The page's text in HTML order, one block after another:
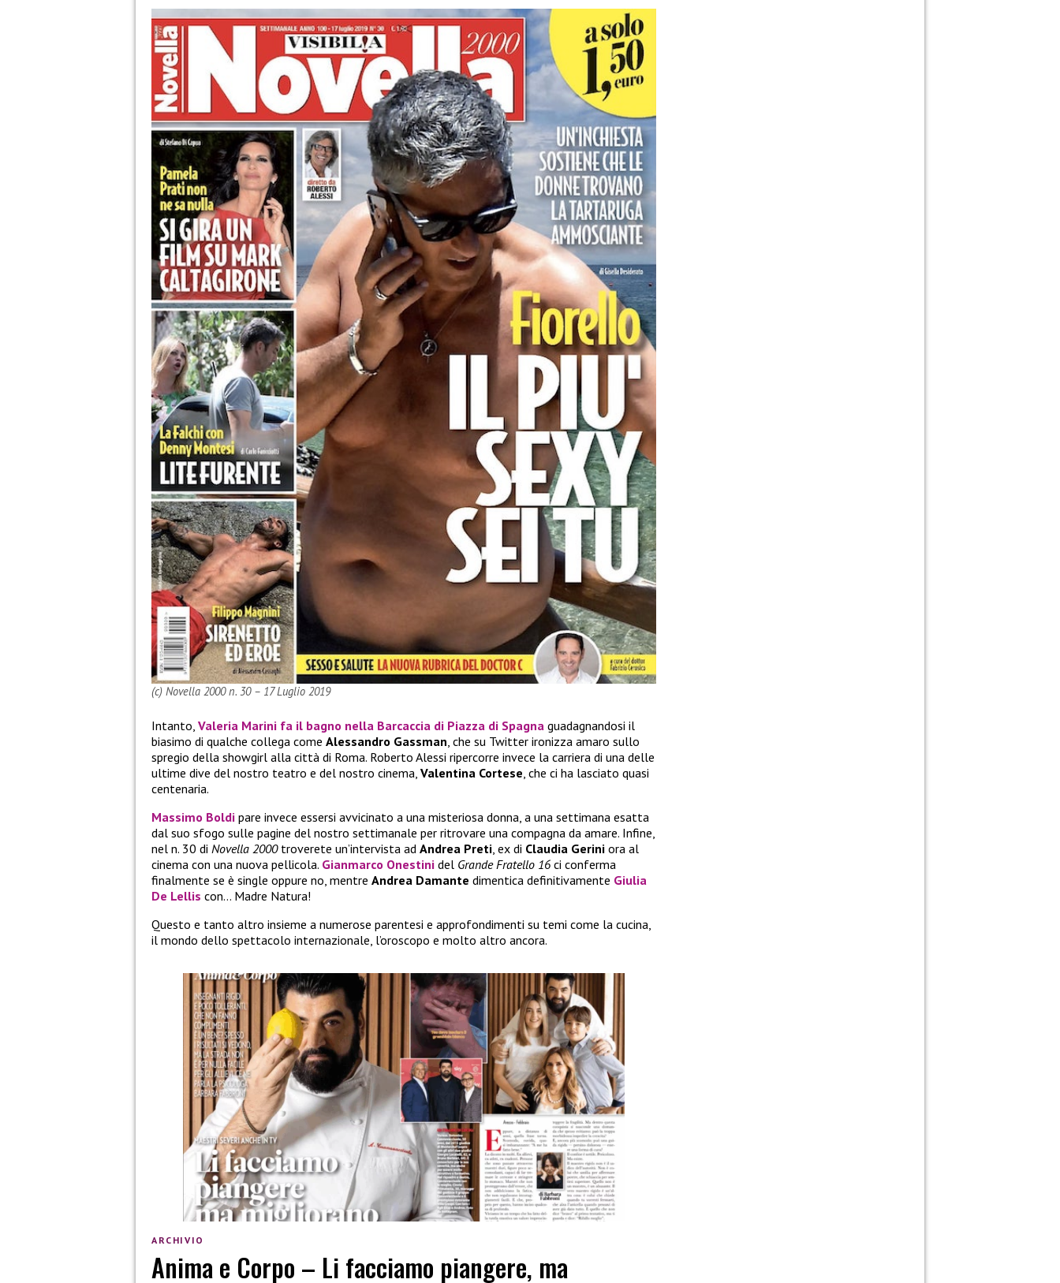
(c) Novella 2000 n. 30 – 17 Luglio 2019
Intanto, Valeria Marini fa il bagno nella Barcaccia di Piazza di Spagna guadagnandosi il
biasimo di qualche collega come Alessandro Gassman , che su Twitter ironizza amaro sullo
spregio della showgirl alla città di Roma. Roberto Alessi ripercorre invece la carriera di una delle
ultime dive del nostro teatro e del nostro cinema, Valentina Cortese , che ci ha lasciato quasi
centenaria.
Massimo Boldi pare invece essersi avvicinato a una misteriosa donna, a una settimana esatta
dal suo sfogo sulle pagine del nostro settimanale per ritrovare una compagna da amare. Infine,
nel n. 30 di Novella 2000troverete un’intervista ad Andrea Preti , ex di Claudia Gerini ora al
cinema con una nuova pellicola. Gianmarco Onestini del Grande Fratello 16 ci conferma
finalmente se è single oppure no, mentre Andrea Damante dimentica definitivamente Giulia
De Lellis con… Madre Natura!
Questo e tanto altro insieme a numerose parentesi e approfondimenti su temi come la cucina,
il mondo dello spettacolo internazionale, l’oroscopo e molto altro ancora.
ARCHIVIO
Anima e Corpo – Li facciamo piangere, ma